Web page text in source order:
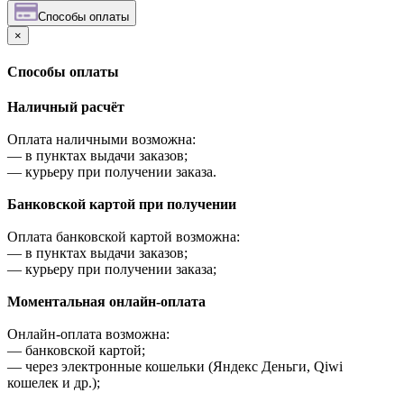
Cпособы оплаты
×
Cпособы оплаты
Наличный расчёт
Оплата наличными возможна:
— в пунктах выдачи заказов;
— курьеру при получении заказа.
Банковской картой при получении
Оплата банковской картой возможна:
— в пунктах выдачи заказов;
— курьеру при получении заказа;
Моментальная онлайн-оплата
Онлайн-оплата возможна:
— банковской картой;
— через электронные кошельки (Яндекс Деньги, Qiwi
кошелек и др.);